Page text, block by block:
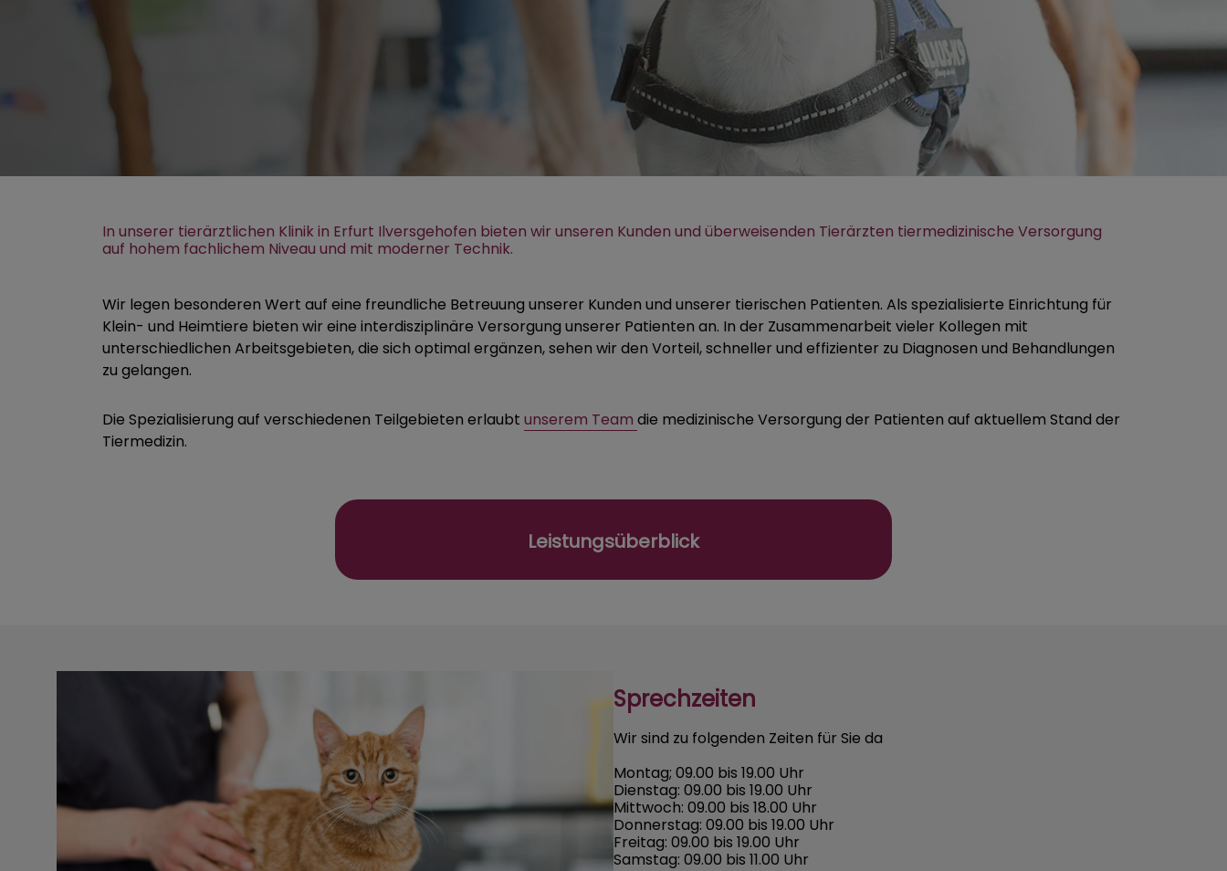
In unserer tierärztlichen Klinik in Erfurt Ilversgehofen bieten wir unseren Kunden und überweisenden Tierärzten tiermedizinische Versorgung
auf hohem fachlichem Niveau und mit moderner Technik.
Wir legen besonderen Wert auf eine freundliche Betreuung unserer Kunden und unserer tierischen Patienten. Als spezialisierte Einrichtung für
Klein- und Heimtiere bieten wir eine interdisziplinäre Versorgung unserer Patienten an. In der Zusammenarbeit vieler Kollegen mit
unterschiedlichen Arbeitsgebieten, die sich optimal ergänzen, sehen wir den Vorteil, schneller und effizienter zu Diagnosen und Behandlungen
zu gelangen.
Die Spezialisierung auf verschiedenen Teilgebieten erlaubt unserem Team die medizinische Versorgung der Patienten auf aktuellem Stand der
Tiermedizin.
Leistungsüberblick
Sprechzeiten
Wir sind zu folgenden Zeiten für Sie da
Montag; 09.00 bis 19.00 Uhr
Dienstag: 09.00 bis 19.00 Uhr
Mittwoch: 09.00 bis 18.00 Uhr
Donnerstag: 09.00 bis 19.00 Uhr
Freitag: 09.00 bis 19.00 Uhr
Samstag: 09.00 bis 11.00 Uhr